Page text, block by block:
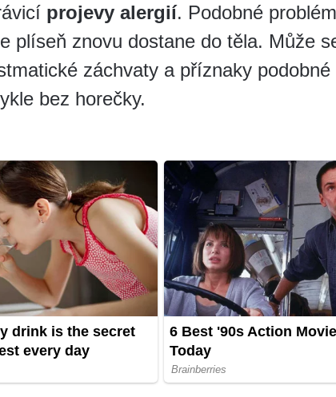
projevy alergií. Podobné
plíseň znovu dostane do těla. Může
záchvaty a příznaky podobné
bez horečky.